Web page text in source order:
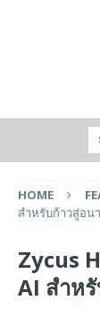
HOME
สำหรับก้าวสู่อน
Zycus
AI สำห